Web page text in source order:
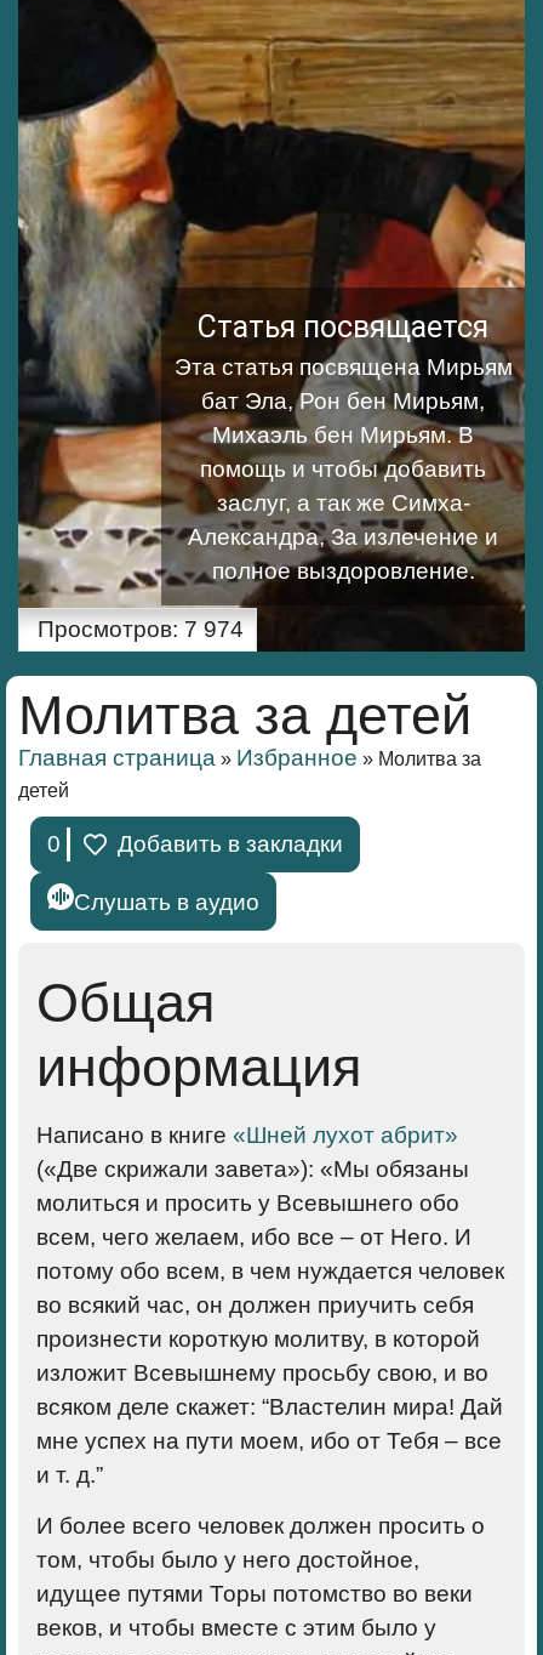
Статья посвящается
Эта статья посвящена Мирьям
бат Эла,Рон бен Мирьям,
Михаэль бен Мирьям. В
помощь и чтобы добавить
заслуг, а так же Симха-
Александра, За излечение и
полное выздоровление.
Просмотров: 7 974
Молитва за детей
Главная страница » Избранное » Молитва за
детей
0 Добавить в закладки
Слушать в аудио
Общая
информация
Написано в книге «Шней лухот абрит»
(«Две скрижали завета»): «Мы обязаны
молиться и просить у Всевышнего обо
всем, чего желаем, ибо все – от Него. И
потому обо всем, в чем нуждается человек
во всякий час, он должен приучить себя
произнести короткую молитву, в которой
изложит Всевышнему просьбу свою, и во
всяком деле скажет: “Властелин мира! Дай
мне успех на пути моем, ибо от Тебя – все
и т. д.”
И более всего человек должен просить о
том, чтобы было у него достойное,
идущее путями Торы потомство во веки
веков, и чтобы вместе с этим было у